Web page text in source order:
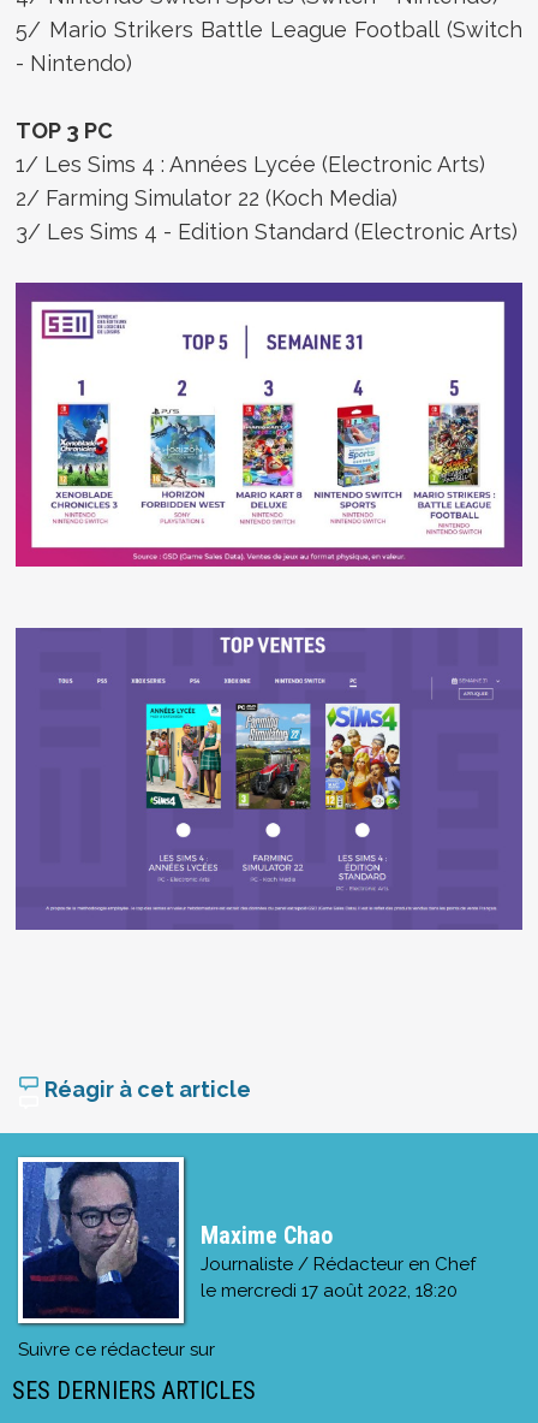
5/ Mario Strikers Battle League Football (Switch
- Nintendo)
TOP 3 PC
1/ Les Sims 4 : Années Lycée (Electronic Arts)
2/ Farming Simulator 22 (Koch Media)
3/ Les Sims 4 - Edition Standard (Electronic Arts)
Réagir à cet article
Maxime Chao
Journaliste / Rédacteur en Chef
le mercredi 17 août 2022, 18:20
Suivre ce rédacteur sur
SES DERNIERS ARTICLES